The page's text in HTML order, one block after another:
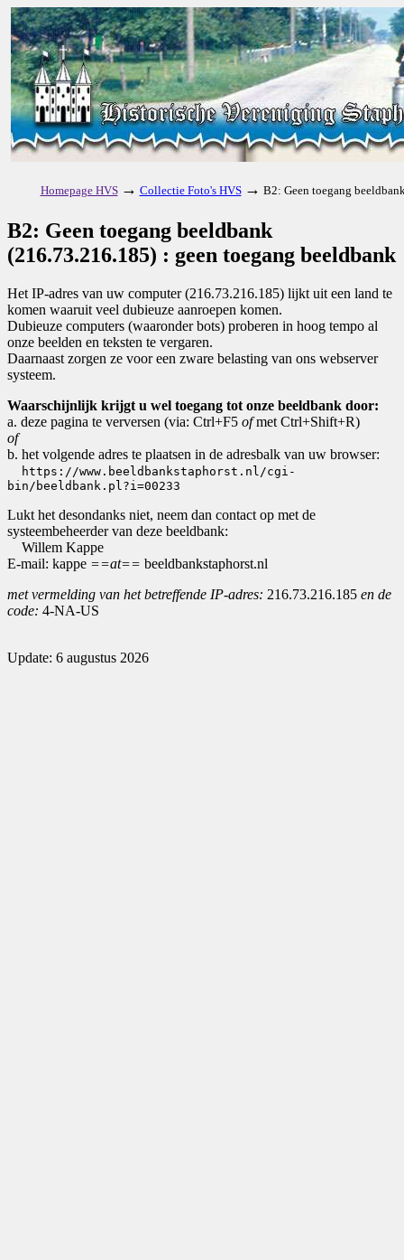
Homepage HVS → Collectie Foto's HVS → B2: Geen toegang
B2: Geen toegang beeldbank
(216.73.216.185) : geen toegang beeldbank
Het IP-adres van uw computer (216.73.216.185) lijkt uit een land te
komen waaruit veel dubieuze aanroepen komen.
Dubieuze computers (waaronder bots) proberen in hoog tempo al
onze beelden en teksten te vergaren.
Daarnaast zorgen ze voor een zware belasting van ons webserver
systeem.
Waarschijnlijk krijgt u wel toegang tot onze beeldbank door:
a. deze pagina te verversen (via: Ctrl+F5 ofmet Ctrl+Shift+R)
of
b. het volgende adres te plaatsen in de adresbalk van uw browser:
https://www.beeldbankstaphorst.nl/cgi-
bin/beeldbank.pl?i=00233
Lukt het desondanks niet, neem dan contact op met de
systeembeheerder van deze beeldbank:
Willem Kappe
E-mail: kappe ==at== beeldbankstaphorst.nl
met vermelding van het betreffende IP-adres: 216.73.216.185 en de
code: 4-NA-US
Update: 6 augustus 2026